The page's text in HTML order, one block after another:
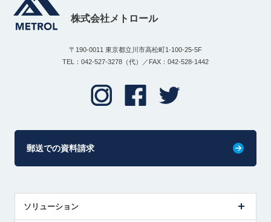
株式会社メトロール
〒190-0011 東京都立川市高松町1-100-25-5F
TEL：042-527-3278（代）／FAX：042-528-1442
郵送での資料請求
ソリューション